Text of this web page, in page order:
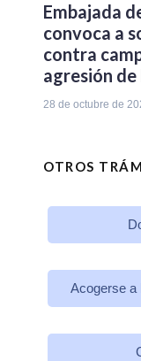
Embajada
convoca a
contra
agresión de
28 de octubre de
OTROS
Acogerse a